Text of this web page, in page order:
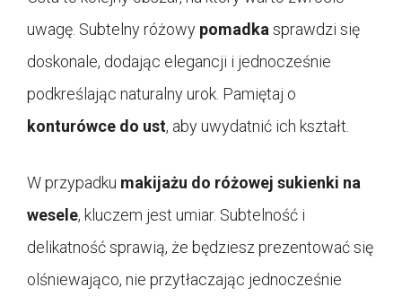
uwagę. Subtelny różowy pomadka sprawdzi się
doskonale, dodając elegancji i jednocześnie
podkreślając naturalny urok. Pamiętaj o
konturówce do ust, aby uwydatnić ich kształt.
W przypadku makijażu do różowej sukienki na
wesele, kluczem jest umiar. Subtelność i
delikatność sprawią, że będziesz prezentować się
olśniewająco, nie przytłaczając jednocześnie